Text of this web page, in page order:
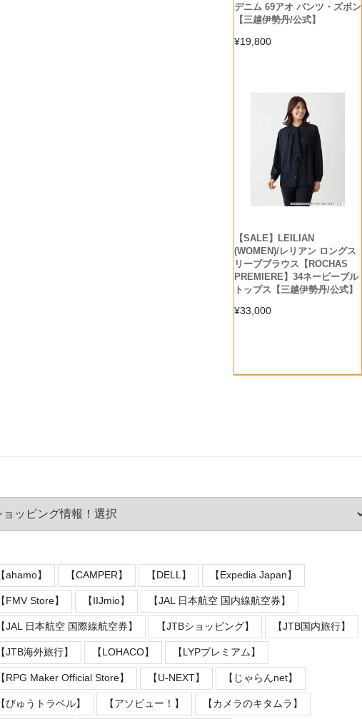
デニム 69アオ パンツ・ズボン
【三越伊勢丹/公式】
¥19,800
【SALE】LEILIAN
(WOMEN)/レリアン ロングス
リーブブラウス【ROCHAS
PREMIERE】34ネービーブル
トップス【三越伊勢丹/公式】
¥33,000
【ahamo】 【CAMPER】 【DELL】 【Expedia Japan】
【FMV Store】 【IIJmio】 【JAL 日本航空 国内線航空券】
【JAL 日本航空 国際線航空券】 【JTBショッピング】 【JTB国内旅行】
【JTB海外旅行】 【LOHACO】 【LYPプレミアム】
【RPG Maker Official Store】 【U-NEXT】 【じゃらんnet】
【びゅうトラベル】 【アソビュー！】 【カメラのキタムラ】